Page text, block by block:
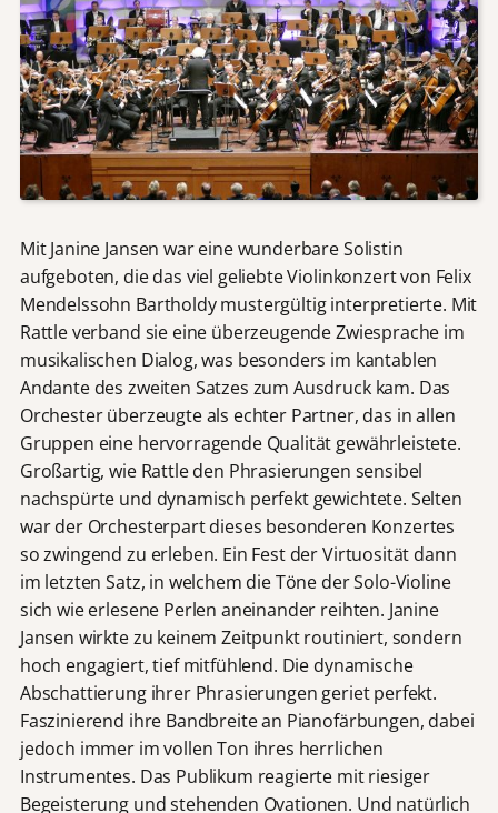
Mit Janine Jansen war eine wunderbare Solistin
aufgeboten, die das viel geliebte Violinkonzert von Felix
Mendelssohn Bartholdy mustergültig interpretierte. Mit
Rattle verband sie eine überzeugende Zwiesprache im
musikalischen Dialog, was besonders im kantablen
Andante des zweiten Satzes zum Ausdruck kam. Das
Orchester überzeugte als echter Partner, das in allen
Gruppen eine hervorragende Qualität gewährleistete.
Großartig, wie Rattle den Phrasierungen sensibel
nachspürte und dynamisch perfekt gewichtete. Selten
war der Orchesterpart dieses besonderen Konzertes
so zwingend zu erleben. Ein Fest der Virtuosität dann
im letzten Satz, in welchem die Töne der Solo-Violine
sich wie erlesene Perlen aneinander reihten. Janine
Jansen wirkte zu keinem Zeitpunkt routiniert, sondern
hoch engagiert, tief mitfühlend. Die dynamische
Abschattierung ihrer Phrasierungen geriet perfekt.
Faszinierend ihre Bandbreite an Pianofärbungen, dabei
jedoch immer im vollen Ton ihres herrlichen
Instrumentes. Das Publikum reagierte mit riesiger
Begeisterung und stehenden Ovationen. Und natürlich